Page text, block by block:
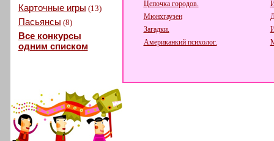
Карточные игры (13)
Пасьянсы (8)
Все конкурсы
одним списком
Цепочка городов.
Мюнхгаузен
Загадки.
Американкий психолог.